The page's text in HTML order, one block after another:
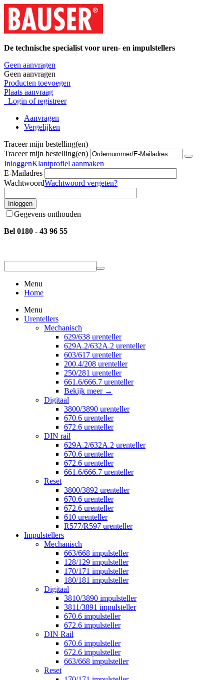
De technische specialist voor uren- en impulstellers
Geen aanvragen
Geen aanvragen
Producten toevoegen
Plaats aanvraag
Login of registreer
Aanvragen
Vergelijken
Traceer mijn bestelling(en)
Traceer mijn bestelling(en)
InloggenKlantprofiel aanmaken
E-Mailadres
WachtwoordWachtwoord vergeten?
Inloggen
Gegevens onthouden
Bel 0180 - 43 96 55
Menu
Home
Menu
Urentellers
Mechanisch
629/638 urenteller
629A.2/632A.2 urenteller
603/617 urenteller
200.4/208 urenteller
250/281 urenteller
661.6/666.7 urenteller
Bekijk meer →
Digitaal
3800/3890 urenteller
670.6 urenteller
672.6 urenteller
DIN rail
629A.2/632A.2 urenteller
670.6 urenteller
672.6 urenteller
661.6/666.7 urenteller
Reset
3800/3892 urenteller
670.6 urenteller
672.6 urenteller
610 urenteller
R577/R597 urenteller
Impulstellers
Mechanisch
663/668 impulsteller
128/129 impulsteller
170/171 impulsteller
180/181 impulsteller
Digitaal
3810/3890 impulsteller
3811/3891 impulsteller
670.6 impulsteller
672.6 impulsteller
DIN Rail
670.6 impulsteller
672.6 impulsteller
663/668 impulsteller
Reset